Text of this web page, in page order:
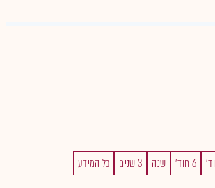
6 חוד' שנה 3 שנים כל המידע